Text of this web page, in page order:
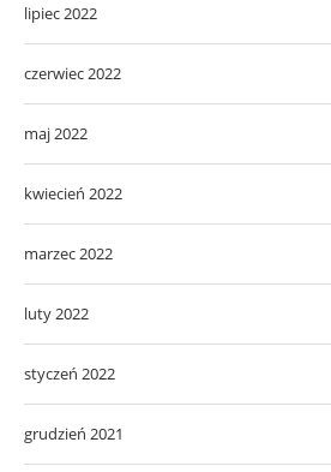
lipiec 2022
czerwiec 2022
maj 2022
kwiecień 2022
marzec 2022
luty 2022
styczeń 2022
grudzień 2021